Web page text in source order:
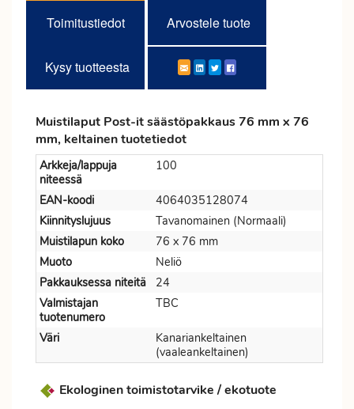
Toimitustiedot Arvostele tuote
Kysy tuotteesta
Muistilaput Post-it säästöpakkaus 76 mm x 76
mm, keltainen tuotetiedot
Arkkeja/lappuja
niteessä
100
EAN-koodi
4064035128074
Kiinnityslujuus
Tavanomainen (Normaali)
Muistilapun koko
76 x 76 mm
Muoto
Neliö
Pakkauksessa niteitä
24
Valmistajan
tuotenumero
TBC
Väri
Kanariankeltainen
(vaaleankeltainen)
Ekologinen toimistotarvike / ekotuote